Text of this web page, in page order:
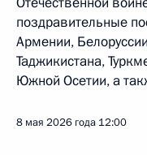
поздравительные
Армении,
Таджикистана,
Южной Осетии, а
8 мая 2026 года 12:00